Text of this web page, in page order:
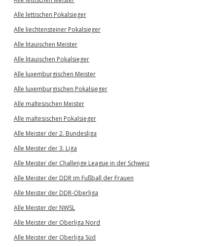
Alle lettischen Pokalsieger
Alle liechtensteiner Pokalsieger
Alle litauischen Meister
Alle litauischen Pokalsieger
Alle luxemburgischen Meister
Alle luxemburgischen Pokalsieger
Alle maltesischen Meister
Alle maltesischen Pokalsieger
Alle Meister der 2. Bundesliga
Alle Meister der 3. Liga
Alle Meister der Challenge League in der Schweiz
Alle Meister der DDR im Fußball der Frauen
Alle Meister der DDR-Oberliga
Alle Meister der NWSL
Alle Meister der Oberliga Nord
Alle Meister der Oberliga Süd